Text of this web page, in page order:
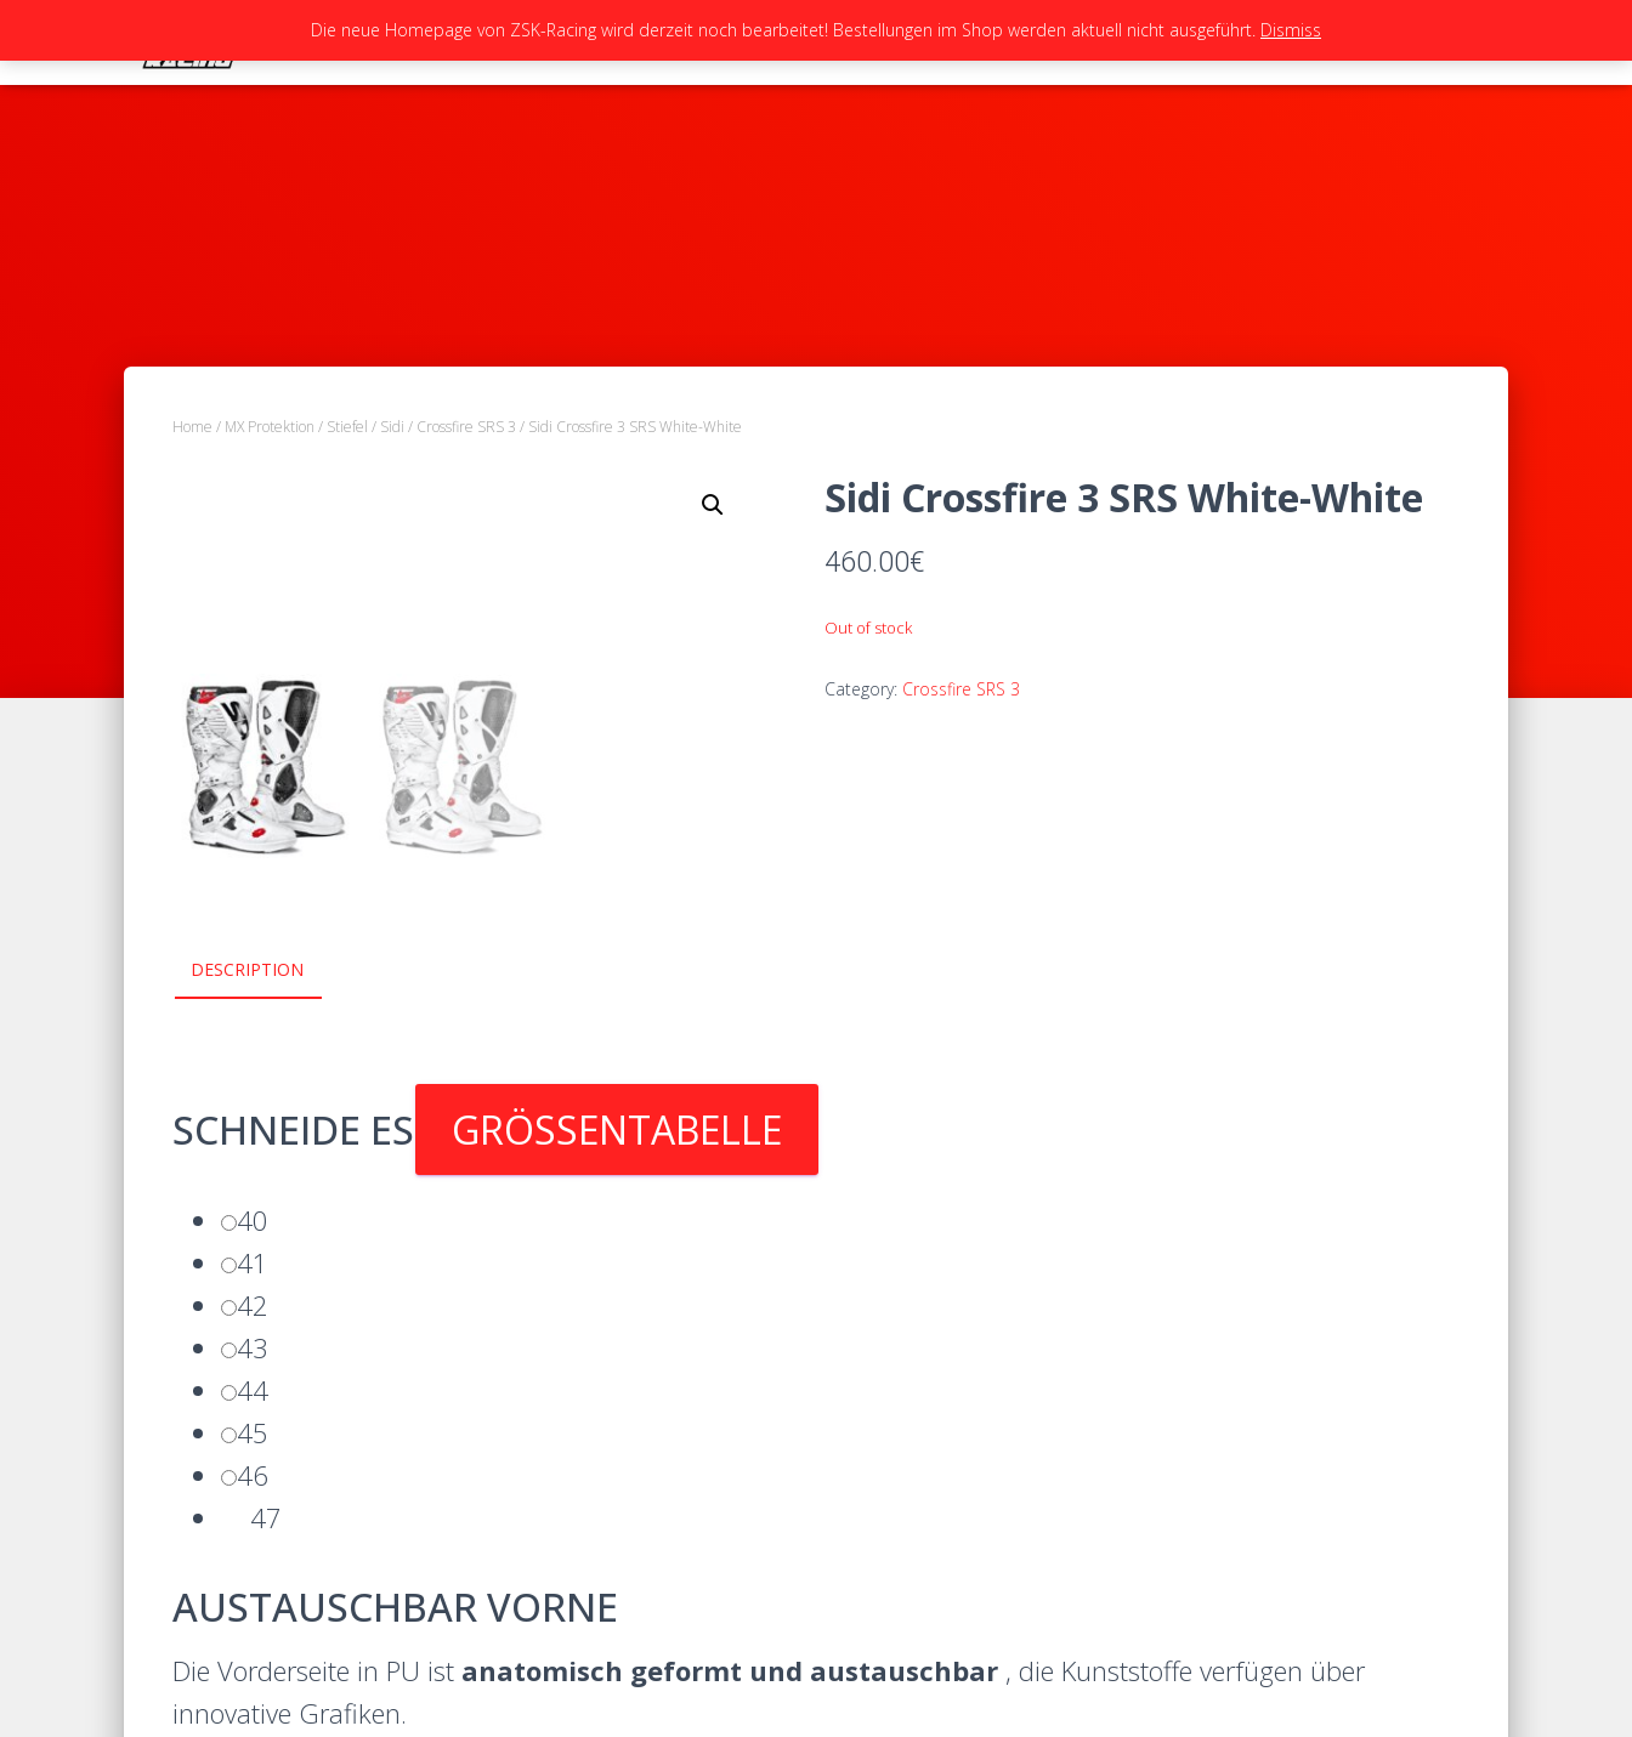
STARTSEITE NEUIGKEITEN GALERIE TEAM TUNING BIKES
Home / MX Protektion / Stiefel / Sidi / Crossfire SRS 3 / Sidi Crossfire 3 SRS White-White
Sidi Crossfire 3 SRS White-White
460.00€
Out of stock
Category: Crossfire SRS 3
DESCRIPTION
SCHNEIDE ES GRÖSSENTABELLE
40
41
42
43
44
45
46
47
AUSTAUSCHBAR VORNE
Die Vorderseite in PU ist anatomisch geformt und austauschbar , die Kunststoffe verfügen über
innovative Grafiken.
Die neue Homepage von ZSK-Racing wird derzeit noch bearbeitet! Bestellungen im Shop werden aktuell nicht ausgeführt. Dismiss